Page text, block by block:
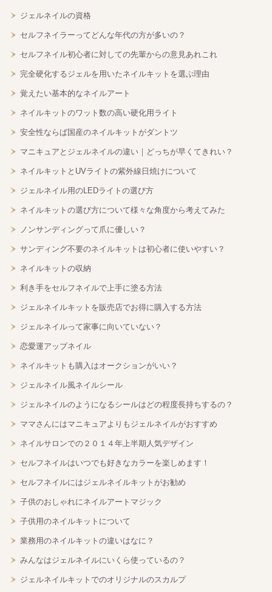
ジェルネイルの資格
セルフネイラーってどんな年代の方が多いの？
セルフネイル初心者に対しての先輩からの意見あれこれ
完全硬化するジェルを用いたネイルキットを選ぶ理由
覚えたい基本的なネイルアート
ネイルキットのワット数の高い硬化用ライト
安全性ならば国産のネイルキットがダントツ
マニキュアとジェルネイルの違い｜どっちが早くてきれい？
ネイルキットとUVライトの紫外線日焼けについて
ジェルネイル用のLEDライトの選び方
ネイルキットの選び方について様々な角度から考えてみた
ノンサンディングって爪に優しい？
サンディング不要のネイルキットは初心者に使いやすい？
ネイルキットの収納
利き手をセルフネイルで上手に塗る方法
ジェルネイルキットを販売店でお得に購入する方法
ジェルネイルって家事に向いていない？
恋愛運アップネイル
ネイルキットも購入はオークションがいい？
ジェルネイル風ネイルシール
ジェルネイルのようになるシールはどの程度長持ちするの？
ママさんにはマニキュアよりもジェルネイルがおすすめ
ネイルサロンでの２０１４年上半期人気デザイン
セルフネイルはいつでも好きなカラーを楽しめます！
セルフネイルにはジェルネイルキットがお勧め
子供のおしゃれにネイルアートマジック
子供用のネイルキットについて
業務用のネイルキットの違いはなに？
みんなはジェルネイルにいくら使っているの？
ジェルネイルキットでのオリジナルのスカルプ